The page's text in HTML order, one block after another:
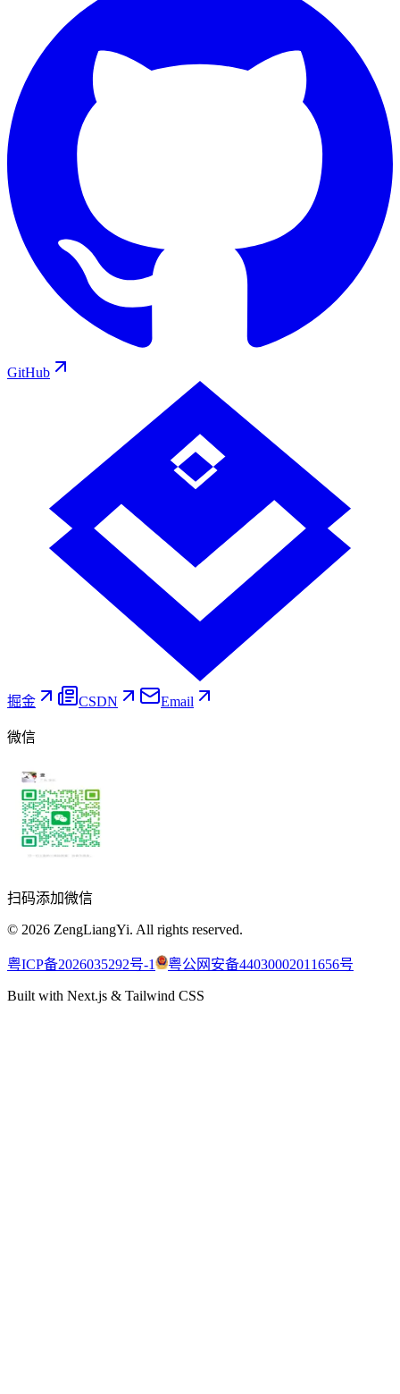
GitHub
掘金 CSDN Email
微信
扫码添加微信
© 2026 ZengLiangYi. All rights reserved.
粤ICP备2026035292号-1 粤公网安备44030002011656号
Built with Next.js & Tailwind CSS